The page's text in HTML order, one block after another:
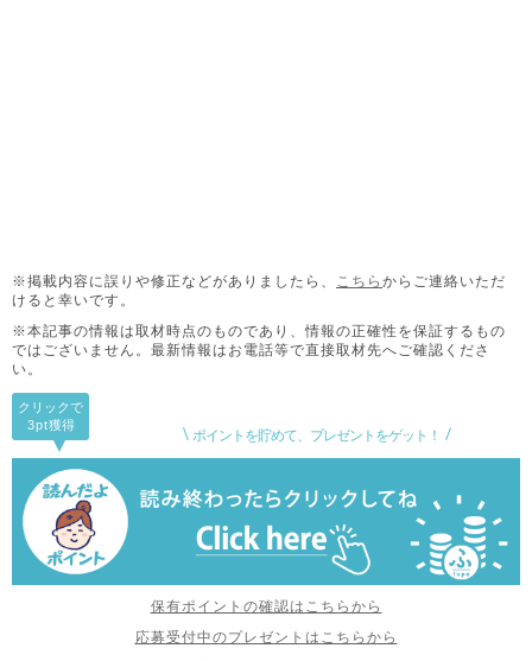
※掲載内容に誤りや修正などがありましたら、 こちら からご連絡いただ
けると幸いです。
※本記事の情報は取材時点のものであり、情報の正確性を保証するもの
ではございません。 最新情報はお電話等で直接取材先へご確認くださ
い。
ポイントを貯めて、プレゼントをゲット！
クリックで
3pt獲得
保有ポイントの確認はこちらから
応募受付中のプレゼントはこちらから